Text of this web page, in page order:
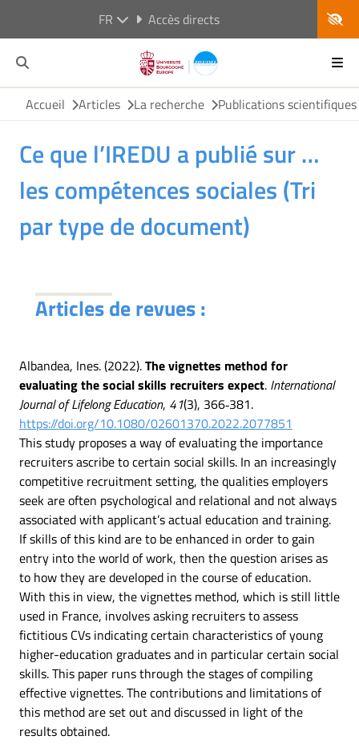
FR Accès directs
Accueil Articles La recherche Publications scientifiques
Ce que l’IREDU a publié sur …
les compétences sociales (Tri
par type de document)
Articles de revues :
Albandea, Ines. (2022).The vignettes method for
evaluating the social skills recruiters expect. International
Journal of Lifelong Education, 41(3), 366‑381.
https://doi.org/10.1080/02601370.2022.2077851
This study proposes a way of evaluating the importance
recruiters ascribe to certain social skills. In an increasingly
competitive recruitment setting, the qualities employers
seek are often psychological and relational and not always
associated with applicant’s actual education and training.
If skills of this kind are to be enhanced in order to gain
entry into the world of work, then the question arises as
to how they are developed in the course of education.
With this in view, the vignettes method, which is still little
used in France, involves asking recruiters to assess
fictitious CVs indicating certain characteristics of young
higher-education graduates and in particular certain social
skills. This paper runs through the stages of compiling
effective vignettes. The contributions and limitations of
this method are set out and discussed in light of the
results obtained.